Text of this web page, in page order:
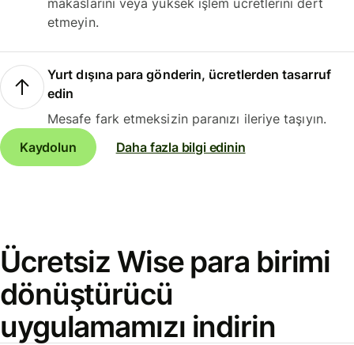
makaslarını veya yüksek işlem ücretlerini dert
etmeyin.
Yurt dışına para gönderin, ücretlerden tasarruf
edin
Mesafe fark etmeksizin paranızı ileriye taşıyın.
Kaydolun
Daha fazla bilgi edinin
Ücretsiz Wise para birimi
dönüştürücü
uygulamamızı indirin